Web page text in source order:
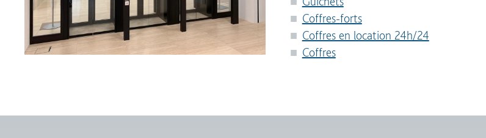
Coffres-forts
Coffres en location 24h/24
Coffres